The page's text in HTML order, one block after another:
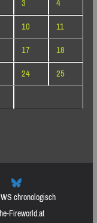
10
11
17
18
24
25
chronologisch
Fireworld.at